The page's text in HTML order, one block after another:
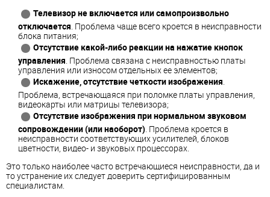
Телевизор не включается или самопроизвольно
отключается. Проблема чаще всего кроется в неисправности
блока питания;
Отсутствие какой-либо реакции на нажатие кнопок
управления. Проблема связана с неисправностью платы
управления или износом отдельных ее элементов;
Искажение, отсутствие четкости изображения.
Проблема, встречающаяся при поломке платы управления,
видеокарты или матрицы телевизора;
Отсутствие изображения при нормальном звуковом
сопровождении (или наоборот). Проблема кроется в
неисправности соответствующих усилителей, блоков
цветности, видео- и звуковых процессорах.
Это только наиболее часто встречающиеся неисправности, да и
то устранение их следует доверить сертифицированным
специалистам.